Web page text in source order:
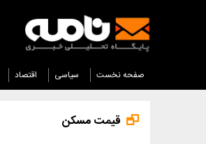
صفحه نخست سیاسی اقتصاد
قیمت مسکن